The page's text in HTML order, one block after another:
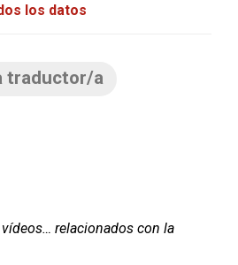
los datos
traductor/a
relacionados con la